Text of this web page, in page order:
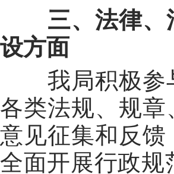
三、法律、
设方面
我局积极参
各类法规、 规章
意见征集和反
全面开展行政规